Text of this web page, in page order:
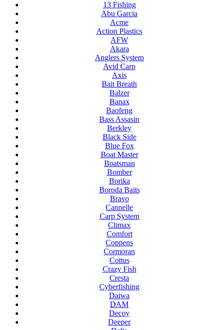
13 Fishing
Abu Garcia
Acme
Action Plastics
AFW
Akara
Anglers System
Avid Carp
Axis
Bait Breath
Balzer
Banax
Baofeng
Bass Assasin
Berkley
Black Side
Blue Fox
Boat Master
Boatsman
Bomber
Borika
Boroda Baits
Bravo
Cannelle
Carp System
Climax
Comfort
Coppens
Cormoran
Cottus
Crazy Fish
Cresta
Cyberfishing
Daiwa
DAM
Decoy
Deeper